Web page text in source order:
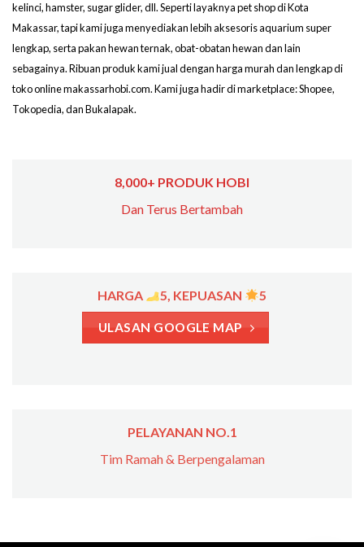
kelinci, hamster, sugar glider, dll. Seperti layaknya pet shop di Kota
Makassar, tapi kami juga menyediakan lebih aksesoris aquarium super
lengkap, serta pakan hewan ternak, obat-obatan hewan dan lain
sebagainya. Ribuan produk kami jual dengan harga murah dan lengkap di
toko online makassarhobi.com. Kami juga hadir di marketplace: Shopee,
Tokopedia, dan Bukalapak.
8,000+ PRODUK HOBI
Dan Terus Bertambah
HARGA 5, KEPUASAN 5
ULASAN GOOGLE MAP
PELAYANAN NO.1
Tim Ramah & Berpengalaman